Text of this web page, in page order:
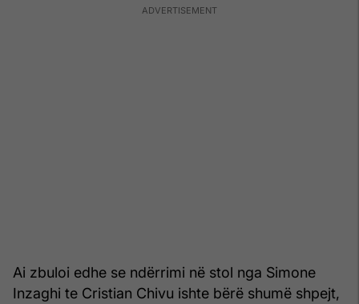
Ai zbuloi edhe se ndërrimi në stol nga Simone
Inzaghi te Cristian Chivu ishte bërë shumë shpejt,